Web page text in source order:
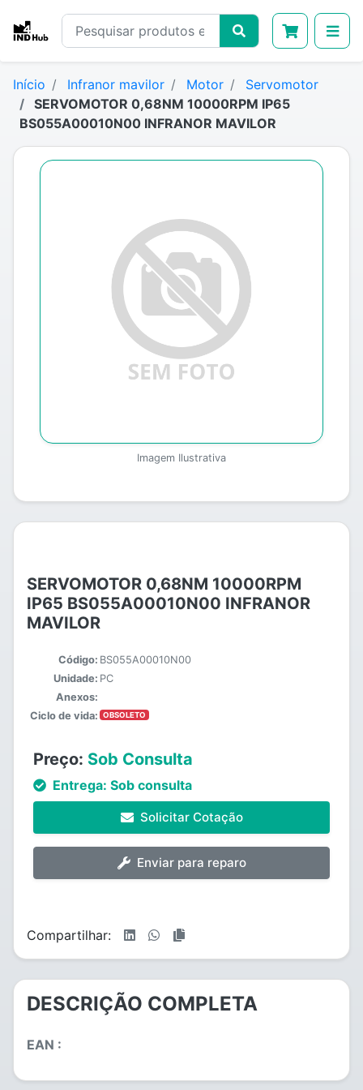
Início Infranor mavilor Motor
Servomotor
SERVOMOTOR 0,68NM 10000RPM IP65
BS055A00010N00 INFRANOR MAVILOR
Imagem Ilustrativa
SERVOMOTOR 0,68NM 10000RPM
IP65 BS055A00010N00 INFRANOR
MAVILOR
Código: BS055A00010N00
Unidade: PC
Anexos:
Ciclo de vida:
OBSOLETO
Preço: Sob Consulta
Entrega: Sob consulta
Solicitar Cotação
Enviar para reparo
Compartilhar:
DESCRIÇÃO COMPLETA
EAN :